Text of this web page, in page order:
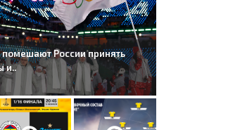
помешают России принять
и..